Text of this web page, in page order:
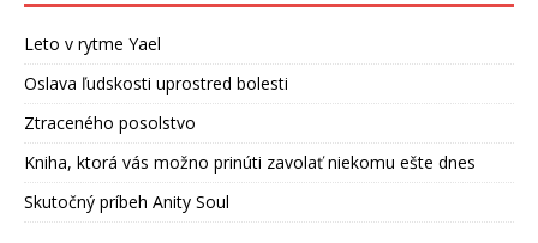
Leto v rytme Yael
Oslava ľudskosti uprostred bolesti
Ztraceného posolstvo
Kniha, ktorá vás možno prinúti zavolať niekomu ešte dnes
Skutočný príbeh Anity Soul